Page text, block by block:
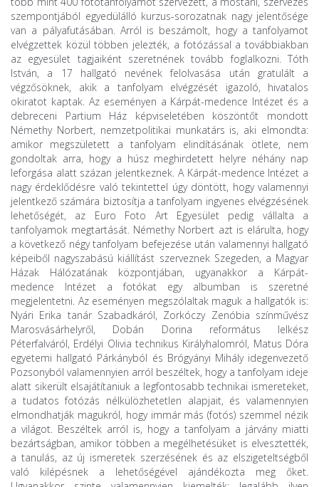
szempontjából egyedülálló kurzus-sorozatnak nagy jelentősége
van a pályafutásában. Arról is beszámolt, hogy a tanfolyamot
elvégzettek közül többen jelezték, a fotózással a továbbiakban
az egyesület tagjaiként szeretnének tovább foglalkozni. Tóth
István, a 17 hallgató nevének felolvasása után gratulált a
végzősöknek, akik a tanfolyam elvégzését igazoló, hivatalos
okiratot kaptak. Az eseményen a Kárpát-medence Intézet és a
debreceni Partium Ház képviseletében köszöntőt mondott
Némethy Norbert, nemzetpolitikai munkatárs is, aki elmondta:
amikor megszületett a tanfolyam elindításának ötlete, nem
gondoltak arra, hogy a húsz meghirdetett helyre néhány nap
leforgása alatt százan jelentkeznek. A Kárpát-medence Intézet a
nagy érdeklődésre való tekintettel úgy döntött, hogy valamennyi
jelentkező számára biztosítja a tanfolyam ingyenes elvégzésének
lehetőségét, az Euro Foto Art Egyesület pedig vállalta a
tanfolyamok megtartását. Némethy Norbert azt is elárulta, hogy
a következő négy tanfolyam befejezése után valamennyi hallgató
képeiből nagyszabású kiállítást szerveznek Szegeden, a Magyar
Házak Hálózatának központjában, ugyanakkor a Kárpát-
medence Intézet a fotókat egy albumban is szeretné
megjelentetni. Az eseményen megszólaltak maguk a hallgatók is:
Nyári Erika tanár Szabadkáról, Zorkóczy Zenóbia színművész
Marosvásárhelyről, Dobán Dorina református lelkész
Péterfalváról, Erdélyi Olivia technikus Királyhalomról, Matus Dóra
egyetemi hallgató Párkányból és Brógyányi Mihály idegenvezető
Pozsonyból valamennyien arról beszéltek, hogy a tanfolyam ideje
alatt sikerült elsajátítaniuk a legfontosabb technikai ismereteket,
a tudatos fotózás nélkülözhetetlen alapjait, és valamennyien
elmondhatják magukról, hogy immár más (fotós) szemmel nézik
a világot. Beszéltek arról is, hogy a tanfolyam a járvány miatti
bezártságban, amikor többen a megélhetésüket is elvesztették,
a tanulás, az új ismeretek szerzésének és az elszigeteltségből
való kilépésnek a lehetőségével ajándékozta meg őket.